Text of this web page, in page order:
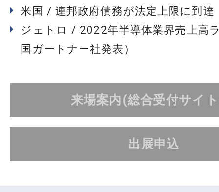
米国 / 連邦政府債務が法定上限に到達
ジェトロ / 2022年半導体業界売上高
国ガートナー社発表）
来場案内(総合受付サイ
出展申込